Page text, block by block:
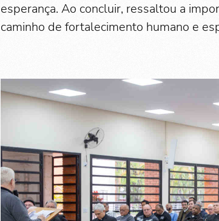
esperança. Ao concluir, ressaltou a
caminho de fortalecimento humano e